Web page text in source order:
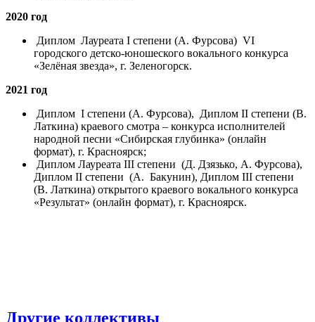
2020 год
Диплом Лауреата I степени (А. Фурсова) VI
городского детско-юношеского вокального конкурса
«Зелёная звезда», г. Зеленогорск.
2021 год
Диплом I степени (А. Фурсова), Диплом II степени (В.
Латкина) краевого смотра – конкурса исполнителей
народной песни «Сибирская глубинка» (онлайн
формат), г. Красноярск;
Диплом Лауреата III степени (Д. Дзязько, А. Фурсова),
Диплом II степени (А. Бакунин), Диплом III степени
(В. Латкина) открытого краевого вокального конкурса
«Результат» (онлайн формат), г. Красноярск.
Другие коллективы